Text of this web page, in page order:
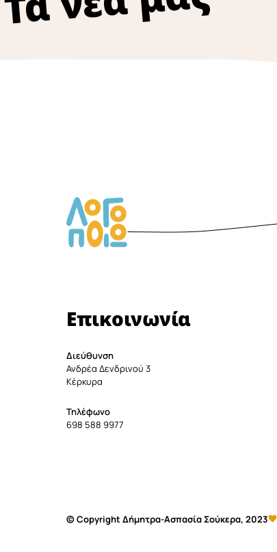
Επικοινωνία
Διεύθυνση
Ανδρέα Δενδρινού 3
Κέρκυρα
Τηλέφωνο
698 588 9977
© Copyright Δήμητρα-Ασπασία Σούκερα, 2023